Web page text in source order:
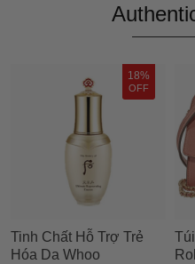
18%
OFF
Tinh Chất Hỗ Trợ Trẻ
Hóa Da Whoo